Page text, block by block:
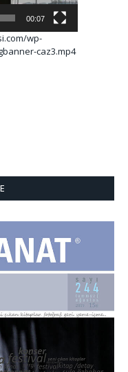
00:07
wp-
caz3.mp4